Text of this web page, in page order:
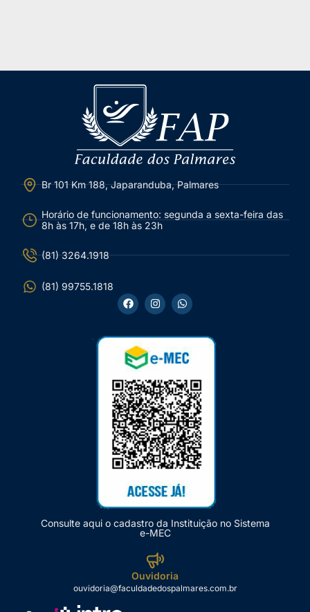
Br 101 Km 188, Japaranduba, Palmares
Horário de funcionamento: segunda a sexta-feira das
8h às 17h, e de 18h às 23h
(81) 3264.1918
(81) 99755.1818
Consulte aqui o cadastro da Instituição no Sistema
e-MEC
Ouvidoria
ouvidoria@faculdadedospalmares.com.br